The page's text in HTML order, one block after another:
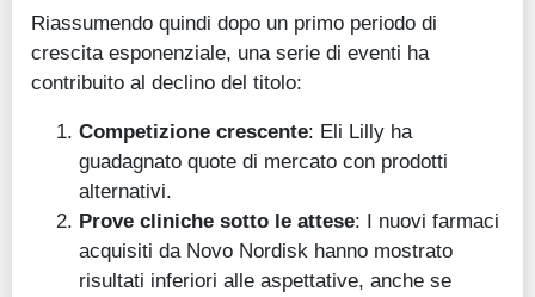
Riassumendo quindi dopo un primo periodo di
crescita esponenziale, una serie di eventi ha
contribuito al declino del titolo:
Competizione crescente: Eli Lilly ha
guadagnato quote di mercato con prodotti
alternativi.
Prove cliniche sotto le attese: I nuovi farmaci
acquisiti da Novo Nordisk hanno mostrato
risultati inferiori alle aspettative, anche se